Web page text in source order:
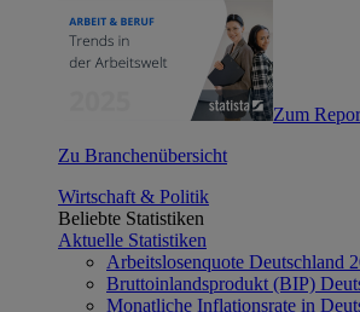
Zum
Zu Branchenübersicht
Wirtschaft & Politik
Beliebte Statistiken
Aktuelle Statistiken
Arbeitslosenquote Deutschland
Bruttoinlandsprodukt (BIP)
Monatliche Inflationsrate in